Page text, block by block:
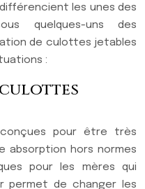
les unes des
quelques-uns des
de culottes jetables
:
culottes
pour être très
absorption hors normes
pour les mères qui
permet de changer les